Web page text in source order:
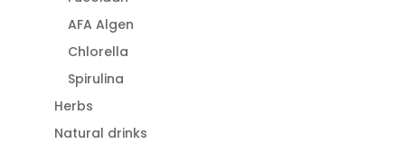
AFA Algen
Chlorella
Spirulina
Herbs
Natural drinks